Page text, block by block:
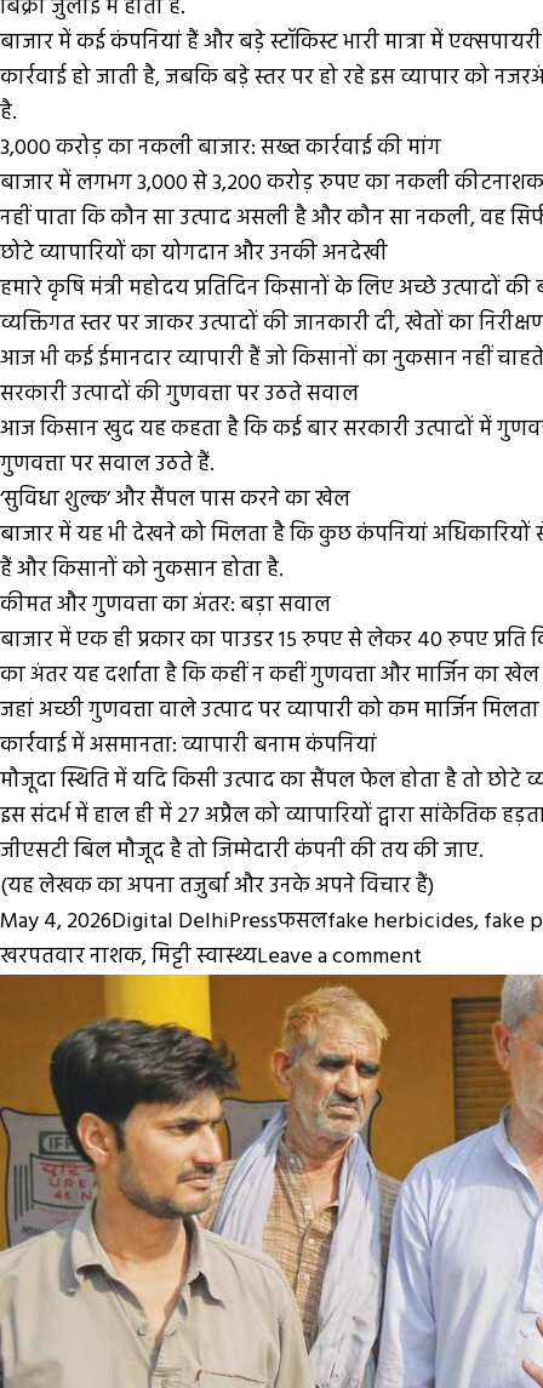
बिक्री जुलाई में होती है.
बाजार में कई कंपनियां हैं और बड़े स्टॉकिस्ट भारी मात्रा में
कार्रवाई हो जाती है, जबकि बड़े स्तर पर हो रहे इस व्यापार को
है.
3,000 करोड़ का नकली बाजार: सख्त कार्रवाई की मांग
बाजार में लगभग 3,000 से 3,200 करोड़ रुपए का नकली
नहीं पाता कि कौन सा उत्पाद असली है और कौन सा नकली, वह
छोटे व्यापारियों का योगदान और उनकी अनदेखी
हमारे कृषि मंत्री महोदय प्रतिदिन किसानों के लिए अच्छे उत्पादों
व्यक्तिगत स्तर पर जाकर उत्पादों की जानकारी दी, खेतों का
आज भी कई ईमानदार व्यापारी हैं जो किसानों का नुकसान नहीं
सरकारी उत्पादों की गुणवत्ता पर उठते सवाल
आज किसान खुद यह कहता है कि कई बार सरकारी उत्पादों में
गुणवत्ता पर सवाल उठते हैं.
‘सुविधा शुल्क’ और सैंपल पास करने का खेल
बाजार में यह भी देखने को मिलता है कि कुछ कंपनियां
हैं और किसानों को नुकसान होता है.
कीमत और गुणवत्ता का अंतर: बड़ा सवाल
बाजार में एक ही प्रकार का पाउडर 15 रुपए से लेकर 40 रुपए
का अंतर यह दर्शाता है कि कहीं न कहीं गुणवत्ता और मार्जिन का
जहां अच्छी गुणवत्ता वाले उत्पाद पर व्यापारी को कम मार्जिन
कार्रवाई में असमानता: व्यापारी बनाम कंपनियां
मौजूदा स्थिति में यदि किसी उत्पाद का सैंपल फेल होता है तो छोटे
इस संदर्भ में हाल ही में 27 अप्रैल को व्यापारियों द्वारा सांकेतिक
जीएसटी बिल मौजूद है तो जिम्मेदारी कंपनी की तय की जाए.
(यह लेखक का अपना तजुर्बा और उनके अपने विचार हैं)
Posted
on
May 4, 2026Author
Digital DelhiPressCategories
फसलTags
fake herbicides,fake
खरपतवार नाशक,मिट्टी स्वास्थ्यLeave a comment
Fake
Pesticides
किसानों
खिलवाड़,
नकली
कीटनाशकों
का
बढ़ता
बाजार